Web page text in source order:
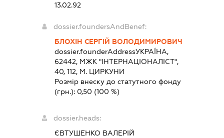
13.02.92
dossier.foundersAndBenef:
БЛОХІН СЕРГІЙ ВОЛОДИМИРОВИЧ
dossier.founderAddressУКРАЇНА,
62442, МЖК "ІНТЕРНАЦІОНАЛІСТ",
40, 112, М. ЦИРКУНИ
Розмір внеску до статутного фонду
(грн.): 0,50 (100 %)
dossier.heads:
ЄВТУШЕНКО ВАЛЕРІЙ